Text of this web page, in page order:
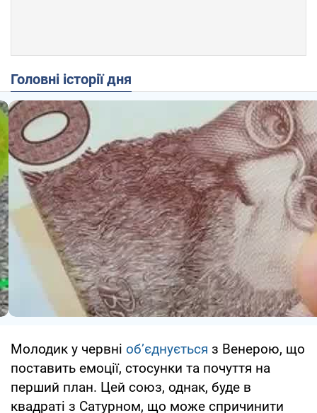
Головні історії дня
Молодик у червні об’єднується з Венерою, що
поставить емоції, стосунки та почуття на
перший план. Цей союз, однак, буде в
квадраті з Сатурном, що може спричинити